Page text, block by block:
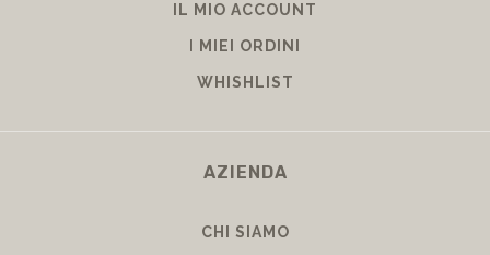
IL MIO ACCOUNT
I MIEI ORDINI
WHISHLIST
AZIENDA
CHI SIAMO